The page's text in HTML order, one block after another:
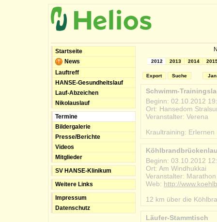
Startseite
News
Lauftreff
HANSE-Gesundheitslauf
Lauf-Abzeichen
Nikolauslauf
Termine
Bildergalerie
Presse/Berichte
Videos
Mitglieder
SV HANSE-Klinikum
Weitere Links
Impressum
Datenschutz
2014
2013
2012
Export Suche Jan
Schwimm-
Beginn: 02.10.2012
Ort: Hansedom
Veranstalter: Verena
Kraultraining:
Beginn: 03.10.2012
Ort: Am Windhukkai
Veranstalter:
Web: http://
12 km über die
Läufer-Stammtisch